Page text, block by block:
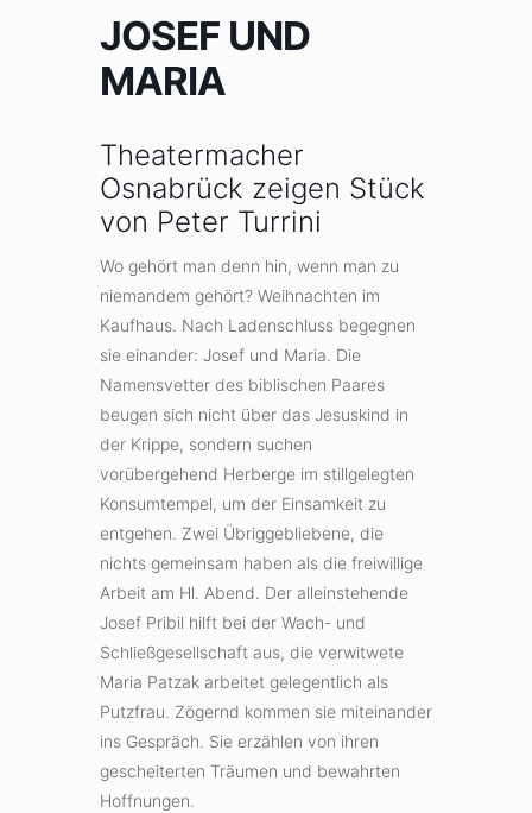
JOSEF UND
MARIA
Theatermacher
Osnabrück zeigen Stück
von Peter Turrini
Wo gehört man denn hin, wenn man zu
niemandem gehört? Weihnachten im
Kaufhaus. Nach Ladenschluss begegnen
sie einander: Josef und Maria. Die
Namensvetter des biblischen Paares
beugen sich nicht über das Jesuskind in
der Krippe, sondern suchen
vorübergehend Herberge im stillgelegten
Konsumtempel, um der Einsamkeit zu
entgehen. Zwei Übriggebliebene, die
nichts gemeinsam haben als die freiwillige
Arbeit am Hl. Abend. Der alleinstehende
Josef Pribil hilft bei der Wach- und
Schließgesellschaft aus, die verwitwete
Maria Patzak arbeitet gelegentlich als
Putzfrau. Zögernd kommen sie miteinander
ins Gespräch. Sie erzählen von ihren
gescheiterten Träumen und bewahrten
Hoffnungen.